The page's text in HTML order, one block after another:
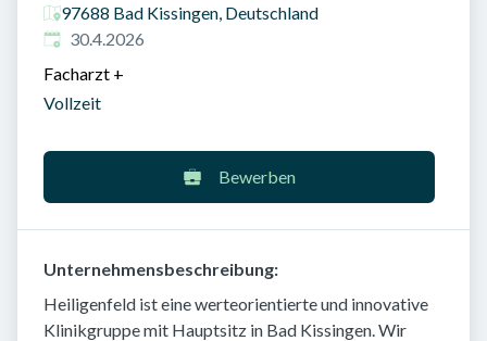
97688 Bad Kissingen, Deutschland
Veröffentlicht am
30.4.2026
Facharzt +
Vollzeit
Bewerben
Unternehmensbeschreibung:
Heiligenfeld ist eine werteorientierte und innovative
Klinikgruppe mit Hauptsitz in Bad Kissingen. Wir